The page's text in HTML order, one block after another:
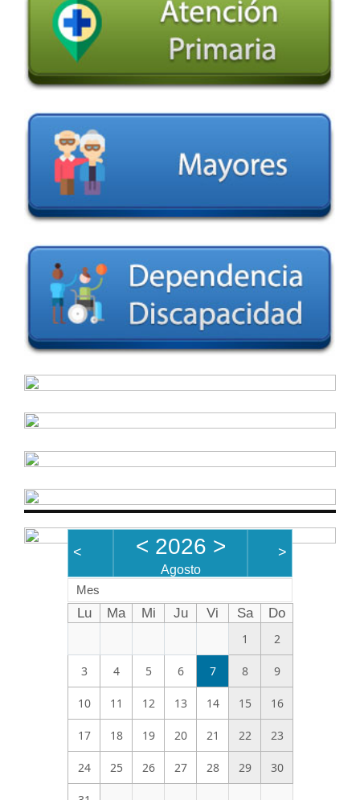
< < 2026 >
Agosto
>
Mes
Lu Ma Mi Ju Vi Sa
Do
1
2
3 4 5 6 7 8 9
10 11 12 13 14 15 16
17 18 19 20 21 22 23
24 25 26 27 28 29 30